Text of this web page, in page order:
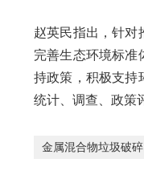
赵英民指出，针对
完善生态环境标准
持政策，积极支持
统计、调查、政策
金属混合物垃圾破碎